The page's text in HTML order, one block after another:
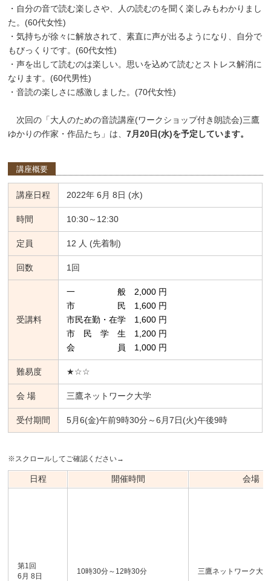
・自分の音で読む楽しさや、人の読むのを聞く楽しみもわかりまし
た。(60代女性)
・気持ちが徐々に解放されて、素直に声が出るようになり、自分で
もびっくりです。(60代女性)
・声を出して読むのは楽しい。思いを込めて読むとストレス解消に
なります。(60代男性)
・音読の楽しさに感激しました。(70代女性)
次回の「大人のための音読講座(ワークショップ付き朗読会)三鷹
ゆかりの作家・作品たち」は、7月20日(水)を予定しています。
講座概要
講座日程 2022年 6月 8日 (水)
時間 10:30～12:30
定員 12 人 (先着制)
回数 1回
受講料
一 般 2,000 円
市 民 1,600 円
市民在勤・在学 1,600 円
市 民 学 生 1,200 円
会 員 1,000 円
難易度 ★☆☆
会 場 三鷹ネットワーク大学
受付期間 5月6(金)午前9時30分～6月7日(火)午後9時
※スクロールしてご確認ください→
日程 開催時間 会場
第1回
6月 8日
10時30分～12時30分 三鷹ネットワーク大学